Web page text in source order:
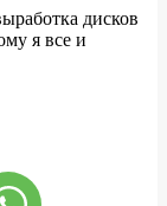
дисков
я все и